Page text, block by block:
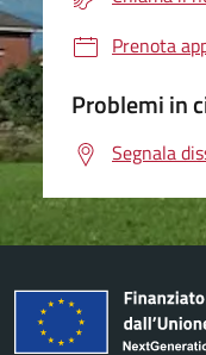
Prenota
Problemi in
Segnala